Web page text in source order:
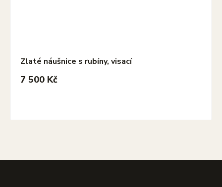
Zlaté náušnice s rubíny, visací
7 500 Kč